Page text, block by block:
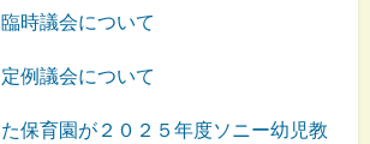
時議会について
例議会について
保育園が２０２５年度ソニー幼児教